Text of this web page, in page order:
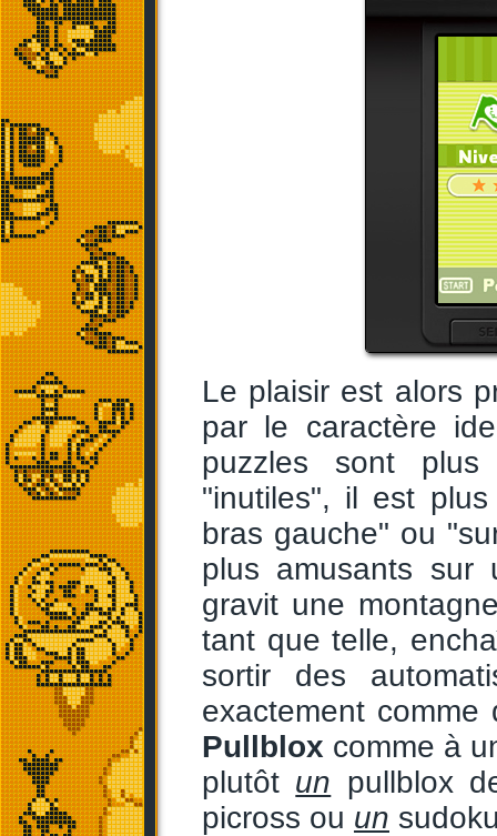
Le plaisir est alors
par le caractère
puzzles sont
"inutiles", il est
bras gauche" ou
plus amusants sur
gravit une
tant que telle,
sortir des
exactement
Pullblox comme à
plutôt un pullblox
picross ou un